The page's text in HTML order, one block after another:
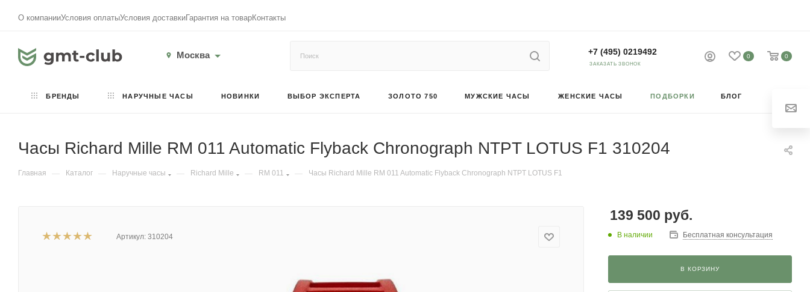
О компанииУсловия оплатыУсловия доставкиГарантия на товарКонтакты
Москва 0 0
+7 (495) 0219492
ЗАКАЗАТЬ ЗВОНОК
БРЕНДЫ НАРУЧНЫЕ ЧАСЫ НОВИНКИ ВЫБОР ЭКСПЕРТА ЗОЛОТО 750 МУЖСКИЕ ЧАСЫ ЖЕНСКИЕ ЧАСЫ ПОДБОРКИ БЛОГ
Часы Richard Mille RM 011 Automatic Flyback Chronograph NTPT LOTUS F1 310204
Главная — Каталог — Наручные часы — Richard Mille — RM 011 — Часы Richard Mille RM 011 Automatic Flyback Chronograph NTPT LOTUS F1
Артикул: 310204
139 500 руб.
В наличии Бесплатная консультация
В КОРЗИНУ